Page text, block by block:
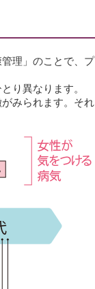
理」のことで、プ
り異なります。
みられます。それ